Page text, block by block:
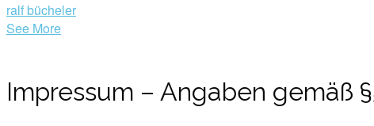
ralf bücheler
See More
Impressum – Angaben gemäß